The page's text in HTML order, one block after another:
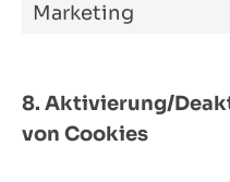
Marketing
8. Aktivierung/
von Cookies